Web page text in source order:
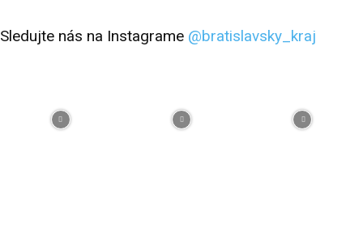
Sledujte nás na Instagrame @bratislavsky_kraj